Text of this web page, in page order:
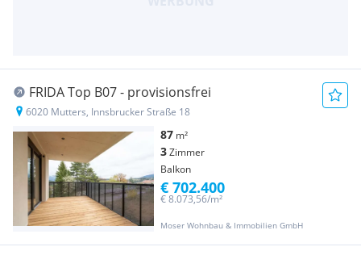
FRIDA Top B07 - provisionsfrei
6020 Mutters, Innsbrucker Straße 18
87 m²
3Zimmer
Balkon
Moser Wohnbau & Immobilien GmbH
€ 8.073,56/m²
€ 702.400